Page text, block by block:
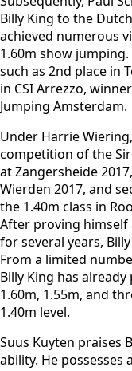
Billy King to the
achieved numerous
1.60m show
such as 2nd place in
in CSI Arrezzo,
Jumping Amsterdam.
Under Harrie
competition of the
at Zangersheide
Wierden 2017, and
the 1.40m class in
After proving himself
for several years,
From a limited
Billy King has
1.60m, 1.55m, and
1.40m level.
Suus Kuyten praises
ability. He possesses